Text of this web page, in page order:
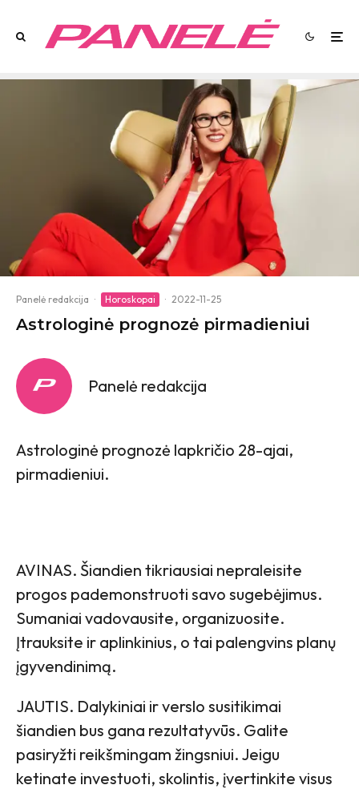
Panelė redakcija · Horoskopai · 2022-11-25
Astrologinė prognozė pirmadieniui
Panelė redakcija
Astrologinė prognozė lapkričio 28-ajai,
pirmadieniui.
AVINAS. Šiandien tikriausiai nepraleisite
progos pademonstruoti savo sugebėjimus.
Sumaniai vadovausite, organizuosite.
Įtrauksite ir aplinkinius, o tai palengvins planų
įgyvendinimą.
JAUTIS. Dalykiniai ir verslo susitikimai
šiandien bus gana rezultatyvūs. Galite
pasiryžti reikšmingam žingsniui. Jeigu
ketinate investuoti, skolintis, įvertinkite visus